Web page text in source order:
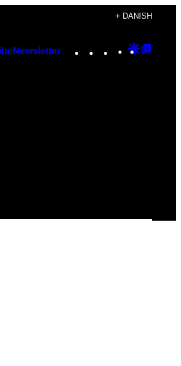
+ DANISH
Newsletter Instagram
TikTok
YouTube
Google